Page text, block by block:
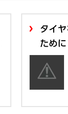
タイ
ために